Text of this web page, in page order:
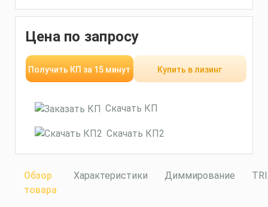
Цена по запросу
Получить КП за 15 минут Купить в лизинг
Скачать КП
Скачать КП2
Обзор
товара
Характеристики Диммирование